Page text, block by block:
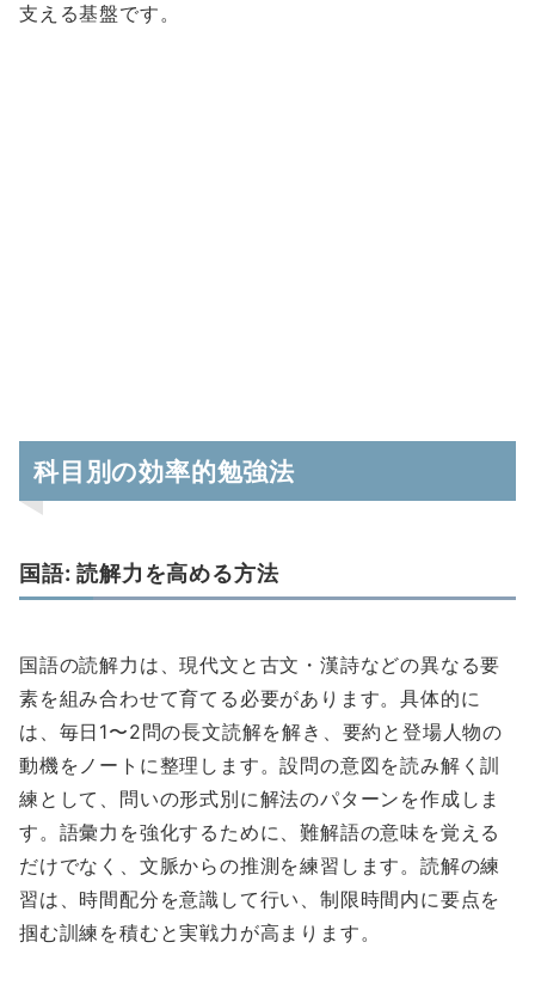
支える基盤です。
科目別の効率的勉強法
国語: 読解力を高める方法
国語の読解力は、現代文と古文・漢詩などの異なる要
素を組み合わせて育てる必要があります。具体的に
は、毎日1〜2問の長文読解を解き、要約と登場人物の
動機をノートに整理します。設問の意図を読み解く訓
練として、問いの形式別に解法のパターンを作成しま
す。語彙力を強化するために、難解語の意味を覚える
だけでなく、文脈からの推測を練習します。読解の練
習は、時間配分を意識して行い、制限時間内に要点を
掴む訓練を積むと実戦力が高まります。